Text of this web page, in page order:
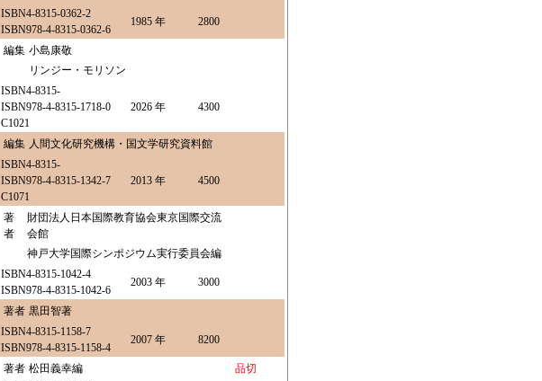
ISBN4-8315-0362-2
ISBN978-4-8315-0362-6
1985 年 2800
編集 小島康敬
リンジー・モリソン
ISBN4-8315-
ISBN978-4-8315-1718-0
C1021
2026 年 4300
編集 人間文化研究機構・国文学研究資料館
ISBN4-8315-
ISBN978-4-8315-1342-7
C1071
2013 年 4500
著
者
財団法人日本国際教育協会東京国際交流
会館
神戸大学国際シンポジウム実行委員会編
ISBN4-8315-1042-4
ISBN978-4-8315-1042-6
2003 年 3000
著者 黒田智著
ISBN4-8315-1158-7
ISBN978-4-8315-1158-4
2007 年 8200
著者 松田義幸編
品切